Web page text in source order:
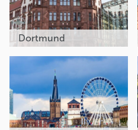
Dortmund